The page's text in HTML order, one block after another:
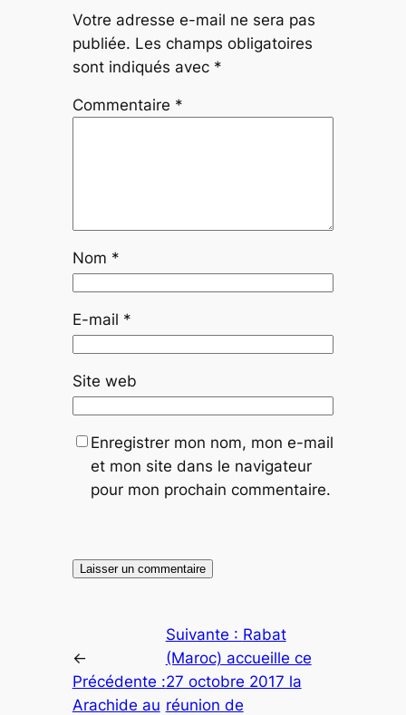
Votre adresse e-mail ne sera pas
publiée. Les champs obligatoires
sont indiqués avec *
Commentaire *
Nom *
E-mail *
Site web
Enregistrer mon nom, mon e-mail
et mon site dans le navigateur
pour mon prochain commentaire.
←
Précédente :
Arachide au
Suivante : Rabat
(Maroc) accueille ce
27 octobre 2017 la
réunion de